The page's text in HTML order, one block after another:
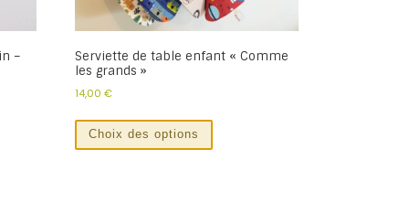
–
Serviette de table enfant « Comme
les grands »
14,00 €
Choix des options